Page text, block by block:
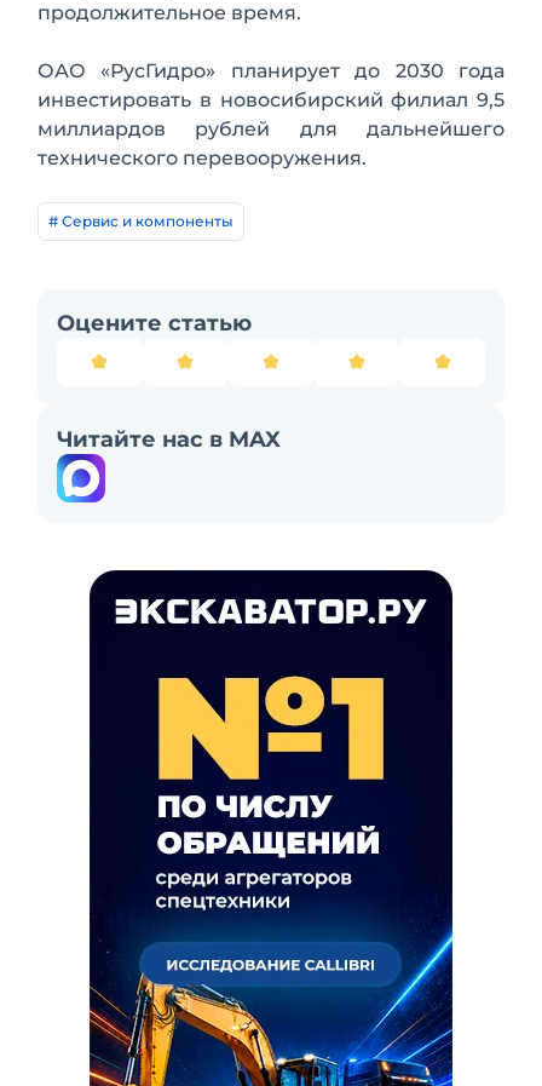
продолжительное время.
ОАО «РусГидро» планирует до 2030 года
инвестировать в новосибирский филиал 9,5
миллиардов рублей для дальнейшего
технического перевооружения.
# Сервис и компоненты
Оцените статью
Читайте нас в MAX